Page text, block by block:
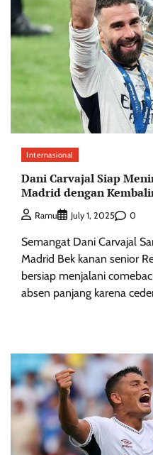
Internasional
Dani Carvajal Siap
Madrid dengan
Ramu July 1, 2025 0
Semangat Dani Carvajal
Madrid Bek kanan senior
bersiap menjalani
absen panjang karena